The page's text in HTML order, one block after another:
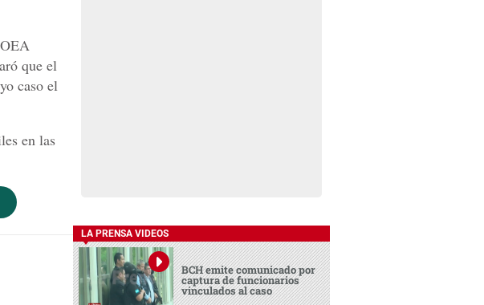
que el
caso el
en las
LA PRENSA VIDEOS
BCH emite comunicado por
captura de funcionarios
vinculados al caso